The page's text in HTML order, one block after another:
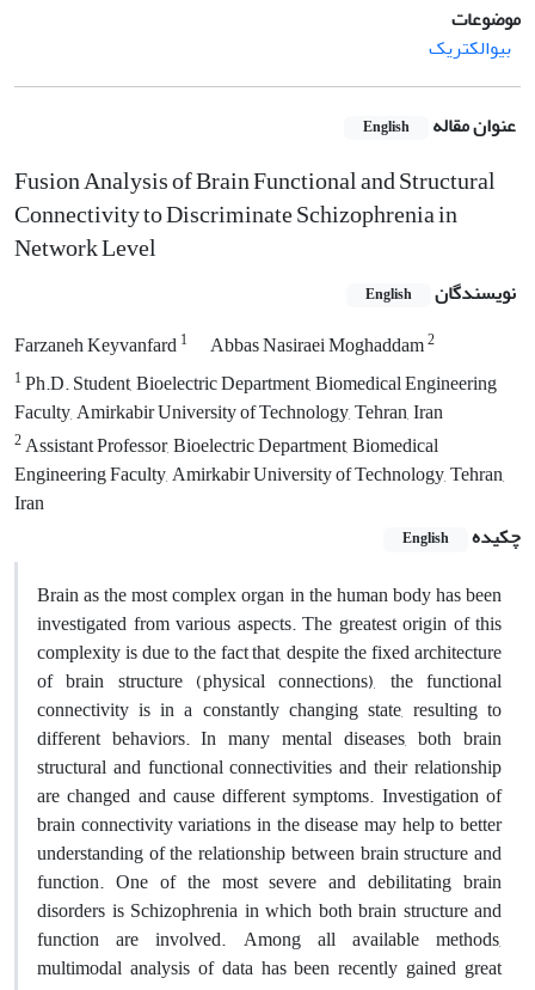
موضوعات
بیوالکتریک
عنوان مقاله English
Fusion Analysis of Brain Functional and Structural
Connectivity to Discriminate Schizophrenia in
Network Level
نویسندگان English
Farzaneh Keyvanfard1 Abbas Nasiraei Moghaddam2
1Ph.D. Student, Bioelectric Department, Biomedical Engineering
Faculty, Amirkabir University of Technology, Tehran, Iran
2Assistant Professor, Bioelectric Department, Biomedical
Engineering Faculty, Amirkabir University of Technology, Tehran,
Iran
چکیده
English
Brain as the most complex organ in the human body has been
investigated from various aspects. The greatest origin of this
complexity is due to the fact that, despite the fixed architecture
of brain structure (physical connections), the functional
connectivity is in a constantly changing state, resulting to
different behaviors. In many mental diseases, both brain
structural and functional connectivities and their relationship
are changed and cause different symptoms. Investigation of
brain connectivity variations in the disease may help to better
understanding of the relationship between brain structure and
function. One of the most severe and debilitating brain
disorders is Schizophrenia in which both brain structure and
function are involved. Among all available methods,
multimodal analysis of data has been recently gained great